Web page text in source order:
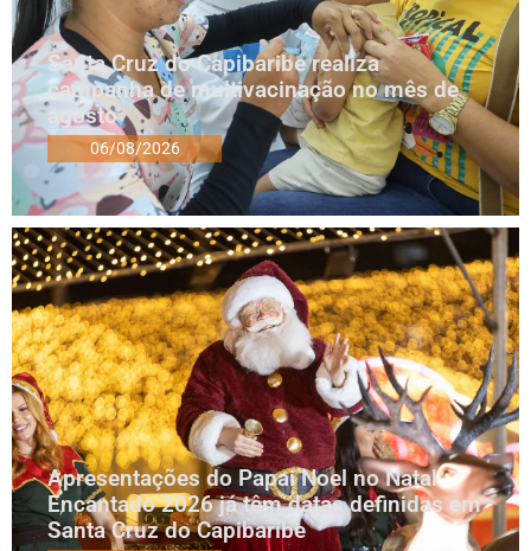
Santa Cruz do Capibaribe realiza
campanha de multivacinação no mês de
agosto
06/08/2026
Apresentações do Papai Noel no Natal
Encantado 2026 já têm datas definidas em
Santa Cruz do Capibaribe